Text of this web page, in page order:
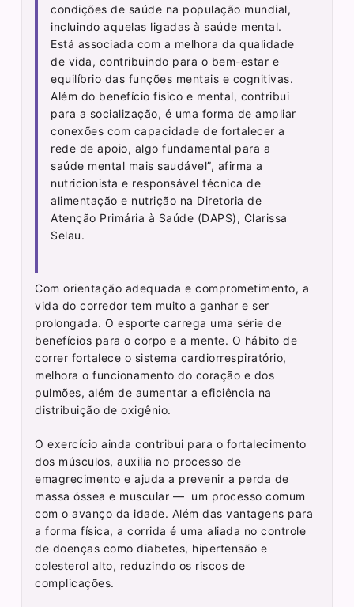
condições de saúde na população mundial,
incluindo aquelas ligadas à saúde mental.
Está associada com a melhora da qualidade
de vida, contribuindo para o bem-estar e
equilíbrio das funções mentais e cognitivas.
Além do benefício físico e mental, contribui
para a socialização, é uma forma de ampliar
conexões com capacidade de fortalecer a
rede de apoio, algo fundamental para a
saúde mental mais saudável”, afirma a
nutricionista e responsável técnica de
alimentação e nutrição na Diretoria de
Atenção Primária à Saúde (DAPS), Clarissa
Selau.
Com orientação adequada e comprometimento, a
vida do corredor tem muito a ganhar e ser
prolongada. O esporte carrega uma série de
benefícios para o corpo e a mente. O hábito de
correr fortalece o sistema cardiorrespiratório,
melhora o funcionamento do coração e dos
pulmões, além de aumentar a eficiência na
distribuição de oxigênio.
O exercício ainda contribui para o fortalecimento
dos músculos, auxilia no processo de
emagrecimento e ajuda a prevenir a perda de
massa óssea e muscular — um processo comum
com o avanço da idade. Além das vantagens para
a forma física, a corrida é uma aliada no controle
de doenças como diabetes, hipertensão e
colesterol alto, reduzindo os riscos de
complicações.